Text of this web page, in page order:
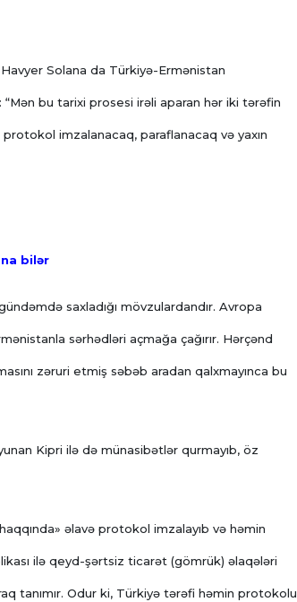
Solana da Türkiyə-Ermənistan
“Mən bu tarixi prosesi irəli aparan hər iki tərəfin
imzalanacaq, paraflanacaq və yaxın
bilər
saxladığı mövzulardandır. Avropa
sərhədləri açmağa çağırır. Hərçənd
zəruri etmiş səbəb aradan qalxmayınca bu
Kipri ilə də münasibətlər qurmayıb, öz
əlavə protokol imzalayıb və həmin
ilə qeyd-şərtsiz ticarət (gömrük) əlaqələri
tanımır. Odur ki, Türkiyə tərəfi həmin protokolu